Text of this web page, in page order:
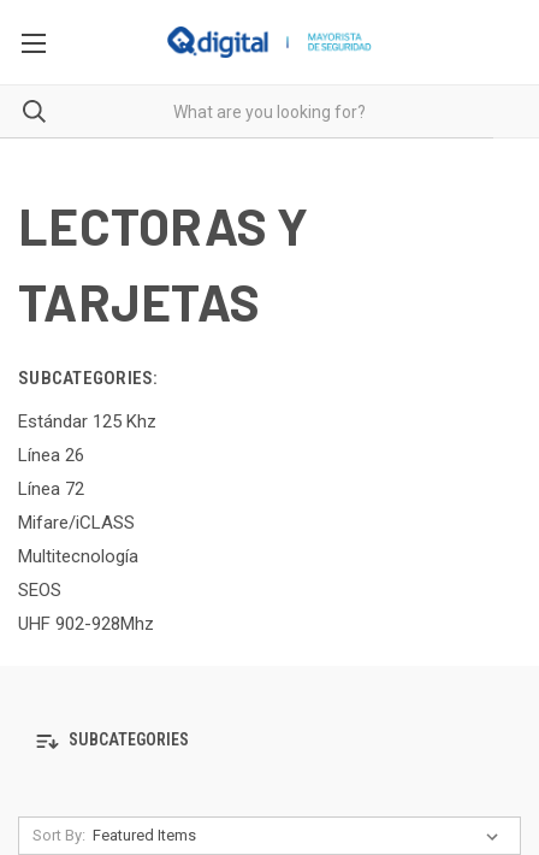
LECTORAS Y
TARJETAS
SUBCATEGORIES:
Estándar 125 Khz
Línea 26
Línea 72
Mifare/iCLASS
Multitecnología
SEOS
UHF 902-928Mhz
SUBCATEGORIES
Sort By: